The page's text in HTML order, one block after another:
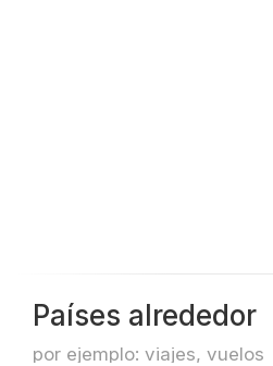
Países alrededor
por ejemplo: viajes, vuelos